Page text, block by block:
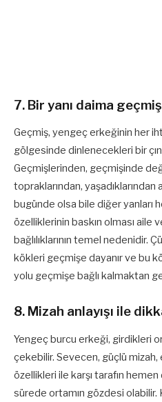
7. Bir yanı daima
Geçmiş, yengeç erkeğinin her
gölgesinde dinlenecekleri bir
Geçmişlerinden, geçmişinde
topraklarından, yaşadıklarından
bugünde olsa bile diğer yanları
özelliklerinin baskın olması aile
bağlılıklarının temel nedenidir.
kökleri geçmişe dayanır ve bu
yolu geçmişe bağlı kalmaktan
8. Mizah anlayışı ile
Yengeç burcu erkeği, girdikleri
çekebilir. Sevecen, güçlü
özellikleri ile karşı tarafın
sürede ortamın gözdesi olabilir.